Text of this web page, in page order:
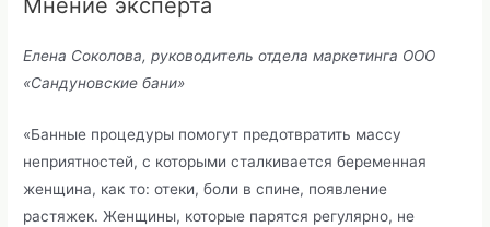
Мнение эксперта
Елена Соколова, руководитель отдела маркетинга ООО
«Сандуновские бани»
«Банные процедуры помогут предотвратить массу
неприятностей, с которыми сталкивается беременная
женщина, как то: отеки, боли в спине, появление
растяжек. Женщины, которые парятся регулярно, не